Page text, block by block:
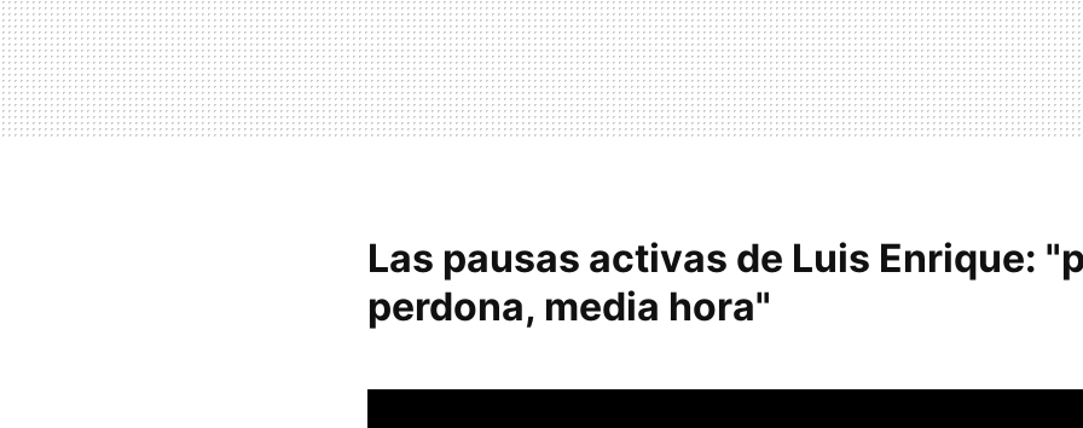
Las pausas activas de Luis Enrique:
perdona, media hora"